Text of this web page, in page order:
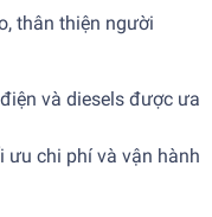
thân thiện người
và diesels được ưa
ưu chi phí và vận hành